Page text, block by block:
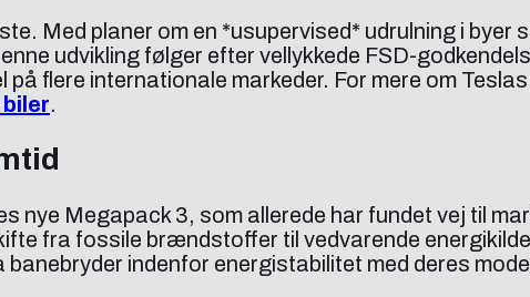
Med planer om en *usupervised* udrulning i byer
udvikling følger efter vellykkede FSD-
flere internationale markeder. For mere om
.
Megapack 3, som allerede har fundet vej til
fra fossile brændstoffer til vedvarende
indenfor energistabilitet med deres